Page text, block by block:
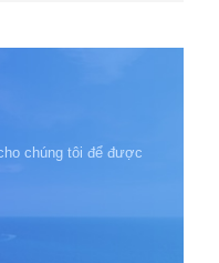
chúng tôi để được